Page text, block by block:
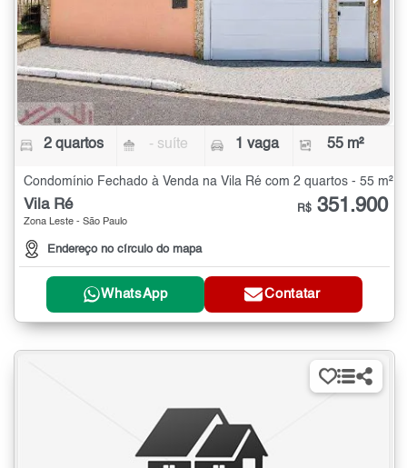
2 quartos - suíte 1 vaga 55 m²
Condomínio Fechado à Venda na Vila Ré com 2 quartos - 55 m²
Vila Ré
Zona Leste - São Paulo
Endereço no círculo do mapa
R$ 351.900
WhatsApp Contatar